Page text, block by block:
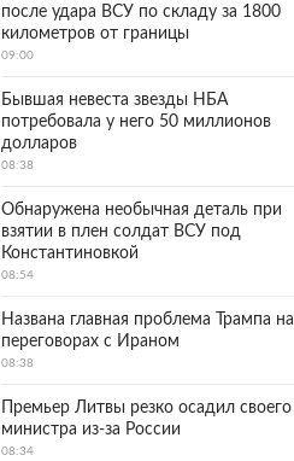
после удара ВСУ по складу за 1800
километров от границы
09:00
Бывшая невеста звезды НБА
потребовала у него 50 миллионов
долларов
08:38
Обнаружена необычная деталь при
взятии в плен солдат ВСУ под
Константиновкой
08:54
Названа главная проблема Трампа на
переговорах с Ираном
08:38
Премьер Литвы резко осадил своего
министра из-за России
08:34